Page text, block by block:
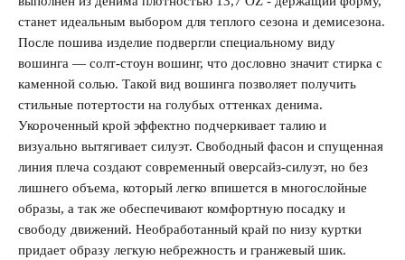
Запомнить меня на этом компьютере
станет идеальным выбором для теплого сезона и демисезона.
После пошива изделие подвергли специальному виду
вошинга — солт-стоун вошинг, что дословно значит стирка с
каменной солью. Такой вид вошинга позволяет получить
стильные потертости на голубых оттенках денима.
Укороченный крой эффектно подчеркивает талию и
визуально вытягивает силуэт. Свободный фасон и спущенная
линия плеча создают современный оверсайз-силуэт, но без
лишнего объема, который легко впишется в многослойные
образы, а так же обеспечивают комфортную посадку и
свободу движений. Необработанный край по низу куртки
придает образу легкую небрежность и гранжевый шик.